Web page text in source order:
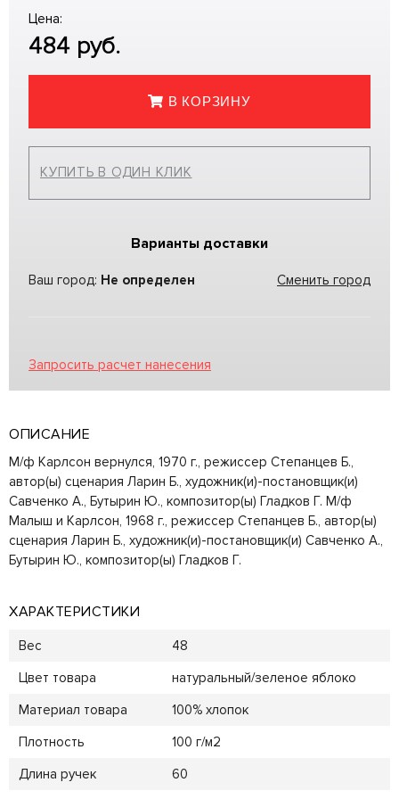
Цена:
484 руб.
В КОРЗИНУ
КУПИТЬ В ОДИН КЛИК
Варианты доставки
Ваш город: Не определен Сменить город
Запросить расчет нанесения
ОПИСАНИЕ
М/ф Карлсон вернулся, 1970 г., режиссер Степанцев Б.,
автор(ы) сценария Ларин Б., художник(и)-постановщик(и)
Савченко А., Бутырин Ю., композитор(ы) Гладков Г. М/ф
Малыш и Карлсон, 1968 г., режиссер Степанцев Б., автор(ы)
сценария Ларин Б., художник(и)-постановщик(и) Савченко А.,
Бутырин Ю., композитор(ы) Гладков Г.
ХАРАКТЕРИСТИКИ
Вес
48
Цвет товара
натуральный/зеленое яблоко
Материал товара
100% хлопок
Плотность
100 г/м2
Длина ручек
60